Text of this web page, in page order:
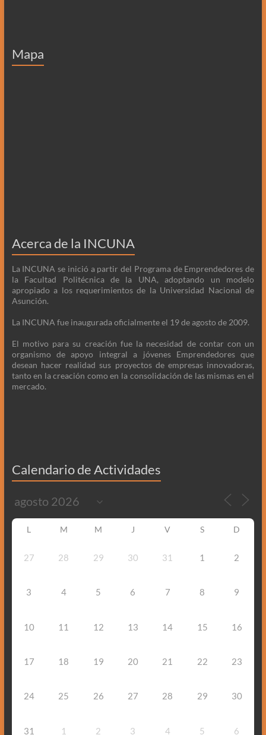
Mapa
Acerca de la INCUNA
La INCUNA se inició a partir del Programa de Emprendedores de
la Facultad Politécnica de la UNA, adoptando un modelo
apropiado a los requerimientos de la Universidad Nacional de
Asunción.
La INCUNA fue inaugurada oficialmente el 19 de agosto de 2009.
El motivo para su creación fue la necesidad de contar con un
organismo de apoyo integral a jóvenes Emprendedores que
desean hacer realidad sus proyectos de empresas innovadoras,
tanto en la creación como en la consolidación de las mismas en el
mercado.
Calendario de Actividades
L M M J V S D
27 28 29 30 31 1 2
3 4 5 6 7 8 9
10 11 12 13 14 15 16
17 18 19 20 21 22 23
24 25 26 27 28 29 30
31 1 2 3 4 5 6